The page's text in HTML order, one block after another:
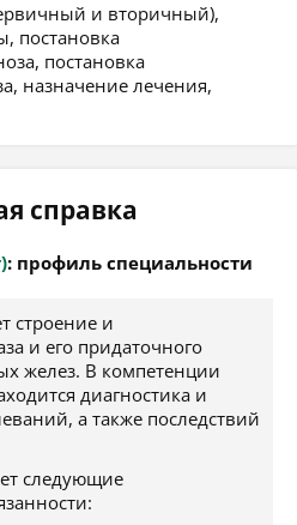
и вторичный),
постановка
постановка
назначение лечения,
справка
: профиль специальности
строение и
и его придаточного
желез. В компетенции
диагностика и
а также последствий
следующие